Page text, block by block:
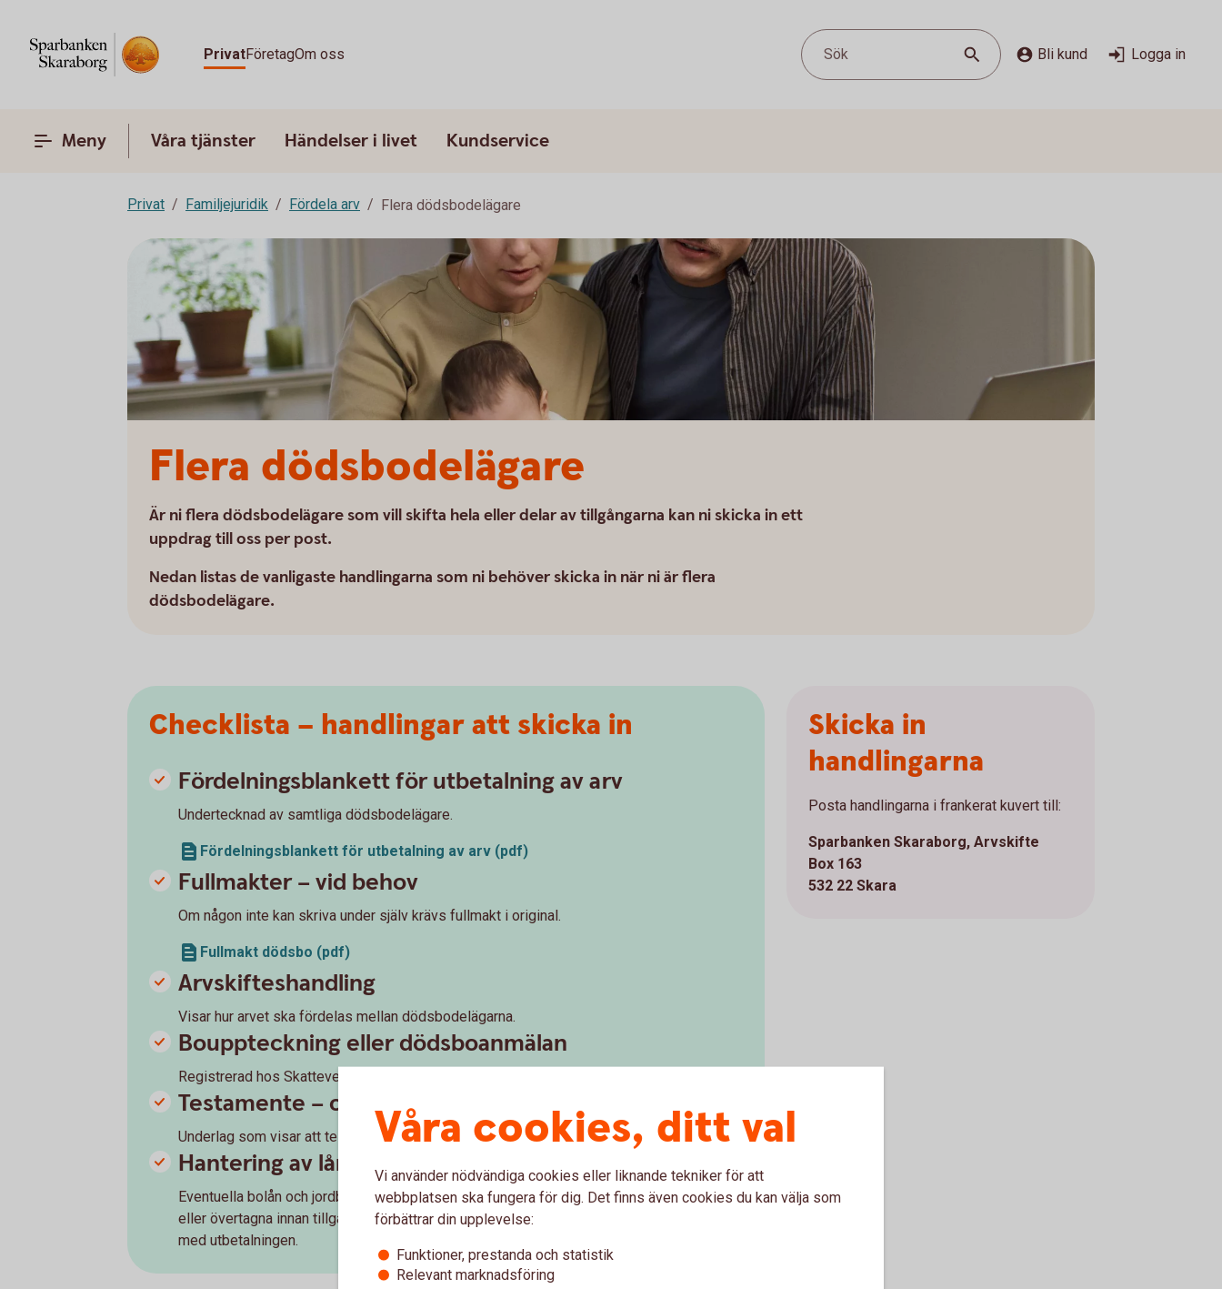
PrivatFöretagOm oss Sök Bli kund Logga in
Meny Våra tjänster Händelser i livet Kundservice
Privat Familjejuridik Fördela arv Flera dödsbodelägare
Flera dödsbodelägare
Är ni flera dödsbodelägare som vill skifta hela eller delar av tillgångarna kan ni skicka in ett
uppdrag till oss per post.
Nedan listas de vanligaste handlingarna som ni behöver skicka in när ni är flera
dödsbodelägare.
Checklista – handlingar att skicka in
Fördelningsblankett för utbetalning av arv
Undertecknad av samtliga dödsbodelägare.
Fördelningsblankett för utbetalning av arv (pdf)
Fullmakter – vid behov
Om någon inte kan skriva under själv krävs fullmakt i original.
Fullmakt dödsbo (pdf)
Arvskifteshandling
Visar hur arvet ska fördelas mellan dödsbodelägarna.
Bouppteckning eller dödsboanmälan
Registrerad hos Skatteverket (eller dödsboanmälan från kommunen).
Testamente – om det finns
Underlag som visar att testamentet har vunnit laga kraft.
Hantering av lån och krediter – om det finns
Eventuella bolån och jordbrukskrediter hos Sparbanken Skaraborg behöver vara lösta
eller övertagna innan tillgångar kan betalas ut. Andra krediter hos oss löses i samband
med utbetalningen.
Skicka in
handlingarna
Posta handlingarna i frankerat kuvert till:
Sparbanken Skaraborg, Arvskifte
Box 163
532 22 Skara
Våra cookies, ditt val
Vi använder nödvändiga cookies eller liknande tekniker för att
webbplatsen ska fungera för dig. Det finns även cookies du kan välja som
förbättrar din upplevelse:
Funktioner, prestanda och statistik
Relevant marknadsföring